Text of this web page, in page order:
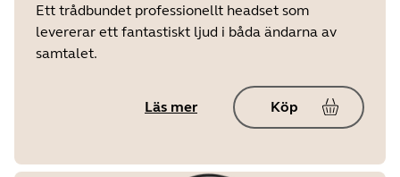
Ett trådbundet professionellt headset som
levererar ett fantastiskt ljud i båda ändarna av
samtalet.
Läs mer Köp